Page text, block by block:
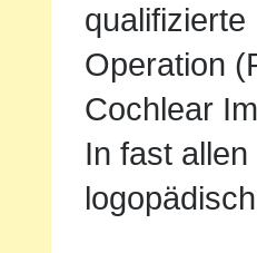
Operation
Cochlear
In fast